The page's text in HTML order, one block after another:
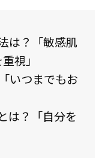
は？「敏感肌
視」
いつまでもお
は？「自分を